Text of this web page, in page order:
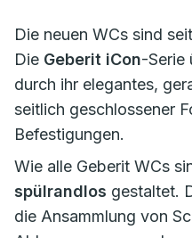
Die neuen WCs sind
Die Geberit iCon-Serie
durch ihr elegantes,
seitlich geschlossener
Befestigungen.
Wie alle Geberit WCs
spülrandlos gestaltet.
die Ansammlung von